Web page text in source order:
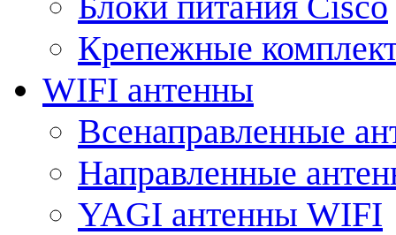
Крепежные
WIFI антенны
Всенаправленные
Направленные
YAGI антенны WIFI